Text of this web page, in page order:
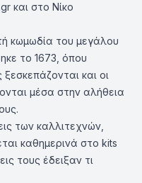
και στο Νίκο
κωμωδία του μεγάλου
το 1673, όπου
και οι
μέσα στην αλήθεια
των καλλιτεχνών,
καθημερινά στο kits
τους έδειξαν τι